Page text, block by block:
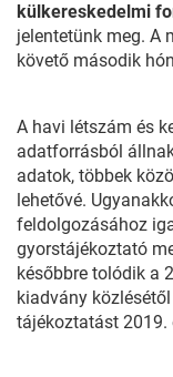
külkereskedelmi
jelentetünk meg. A
követő második
A havi létszám és
adatforrásból
adatok, többek
lehetővé.
feldolgozásához
gyorstájékoztató
későbbre tolódik a
kiadvány
tájékoztatást 2019.